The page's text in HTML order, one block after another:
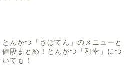
とんかつ「さぼてん」のメニューと
値段まとめ！とんかつ「和幸」につ
いても！